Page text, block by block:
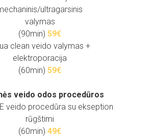
ultragarsinis
valymas
(90min) 59€
clean veido valymas +
elektroporacija
(60min) 59€
veido odos procedūros
veido procedūra su ekseption
rūgštimi
(60min) 49€